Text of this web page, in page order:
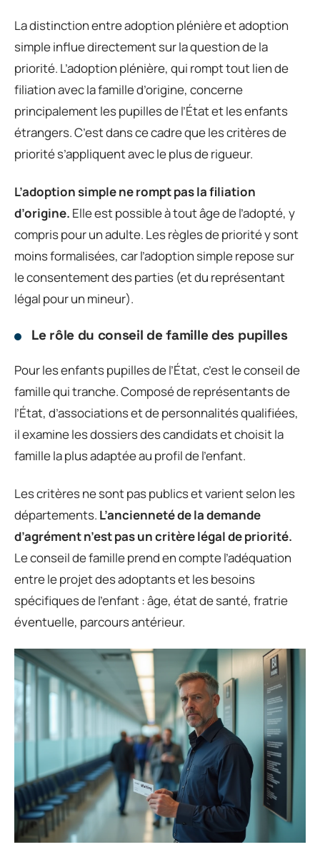
La distinction entre adoption plénière et adoption
simple influe directement sur la question de la
priorité. L’adoption plénière, qui rompt tout lien de
filiation avec la famille d’origine, concerne
principalement les pupilles de l’État et les enfants
étrangers. C’est dans ce cadre que les critères de
priorité s’appliquent avec le plus de rigueur.
L’adoption simple ne rompt pas la filiation
d’origine. Elle est possible à tout âge de l’adopté, y
compris pour un adulte. Les règles de priorité y sont
moins formalisées, car l’adoption simple repose sur
le consentement des parties (et du représentant
légal pour un mineur).
Le rôle du conseil de famille des pupilles
Pour les enfants pupilles de l’État, c’est le conseil de
famille qui tranche. Composé de représentants de
l’État, d’associations et de personnalités qualifiées,
il examine les dossiers des candidats et choisit la
famille la plus adaptée au profil de l’enfant.
Les critères ne sont pas publics et varient selon les
départements. L’ancienneté de la demande
d’agrément n’est pas un critère légal de priorité.
Le conseil de famille prend en compte l’adéquation
entre le projet des adoptants et les besoins
spécifiques de l’enfant : âge, état de santé, fratrie
éventuelle, parcours antérieur.